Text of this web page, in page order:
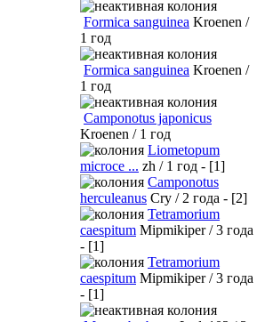
Formica sanguinea Kroenen /
1 год
Formica sanguinea Kroenen /
1 год
Camponotus japonicus
Kroenen / 1 год
Liometopum
microce ... zh / 1 год - [1]
Camponotus
herculeanus Cry / 2 года - [2]
Tetramorium
caespitum Mipmikiper / 3 года
- [1]
Tetramorium
caespitum Mipmikiper / 3 года
- [1]